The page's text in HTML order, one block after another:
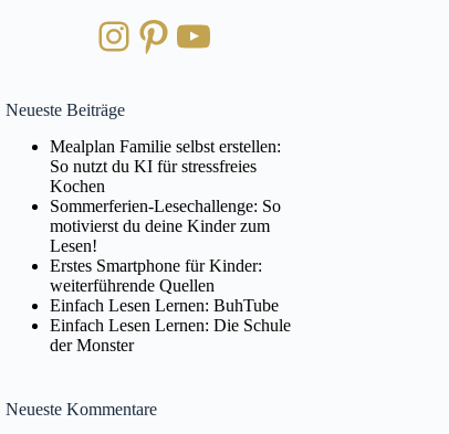
Instagram
Pinterest
YouTube
Neueste Beiträge
Mealplan Familie selbst erstellen:
So nutzt du KI für stressfreies
Kochen
Sommerferien-Lesechallenge: So
motivierst du deine Kinder zum
Lesen!
Erstes Smartphone für Kinder:
weiterführende Quellen
Einfach Lesen Lernen: BuhTube
Einfach Lesen Lernen: Die Schule
der Monster
Neueste Kommentare